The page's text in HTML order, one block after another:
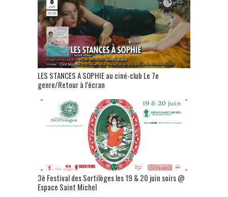
LES STANCES A SOPHIE au ciné-club Le 7e
genre/Retour à l’écran
3è Festival des Sortilèges les 19 & 20 juin soirs @
Espace Saint Michel